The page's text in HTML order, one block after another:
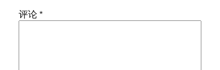
评论*